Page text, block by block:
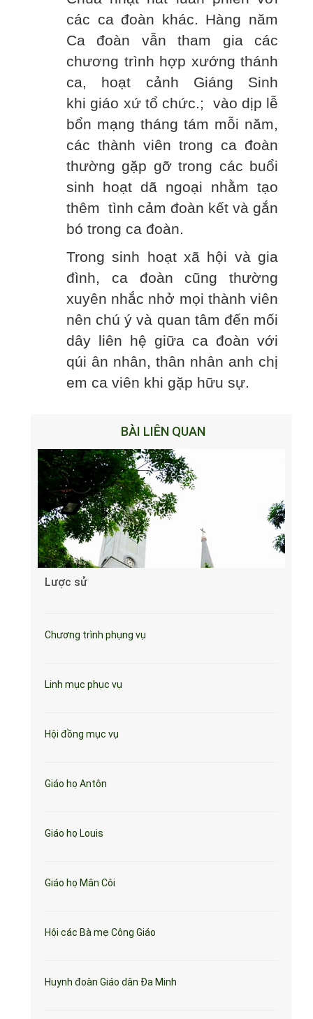
các ca đoàn khác. Hàng năm
Ca đoàn vẫn tham gia các
chương trình hợp xướng thánh
ca, hoạt cảnh Giáng Sinh
khi giáo xứ tổ chức.; vào dịp lễ
bổn mạng tháng tám mỗi năm,
các thành viên trong ca đoàn
thường gặp gỡ trong các buổi
sinh hoạt dã ngoại nhằm tạo
thêm tình cảm đoàn kết và gắn
bó trong ca đoàn.
Trong sinh hoạt xã hội và gia
đình, ca đoàn cũng thường
xuyên nhắc nhở mọi thành viên
nên chú ý và quan tâm đến mối
dây liên hệ giữa ca đoàn với
qúi ân nhân, thân nhân anh chị
em ca viên khi gặp hữu sự.
BÀI LIÊN QUAN
Lược sử
Chương trình phụng vụ
Linh mục phục vụ
Hội đồng mục vụ
Giáo họ Antôn
Giáo họ Louis
Giáo họ Mân Côi
Hội các Bà mẹ Công Giáo
Huynh đoàn Giáo dân Đa Minh